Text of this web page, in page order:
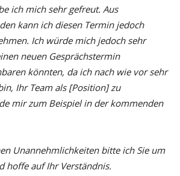
ich mich sehr gefreut. Aus
kann ich diesen Termin jedoch
Ich würde mich jedoch sehr
neuen Gesprächstermin
könnten, da ich nach wie vor sehr
Ihr Team als [Position] zu
mir zum Beispiel in der kommenden
Unannehmlichkeiten bitte ich Sie um
hoffe auf Ihr Verständnis.